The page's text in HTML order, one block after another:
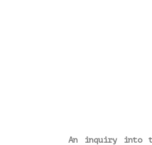
An inquiry into